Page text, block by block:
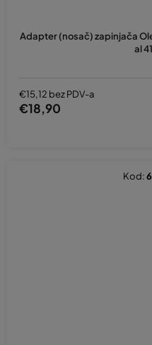
Adapter (nosač) zapinjača
al
€15,12 bez PDV-a
€18,90
Kod: